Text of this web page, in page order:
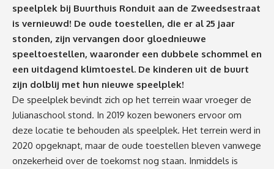
speelplek bij Buurthuis Ronduit aan de Zweedsestraat
is vernieuwd! De oude toestellen, die er al 25 jaar
stonden, zijn vervangen door gloednieuwe
speeltoestellen, waaronder een dubbele schommel en
een uitdagend klimtoestel. De kinderen uit de buurt
zijn dolblij met hun nieuwe speelplek!
De speelplek bevindt zich op het terrein waar vroeger de
Julianaschool stond. In 2019 kozen bewoners ervoor om
deze locatie te behouden als speelplek. Het terrein werd in
2020 opgeknapt, maar de oude toestellen bleven vanwege
onzekerheid over de toekomst nog staan. Inmiddels is